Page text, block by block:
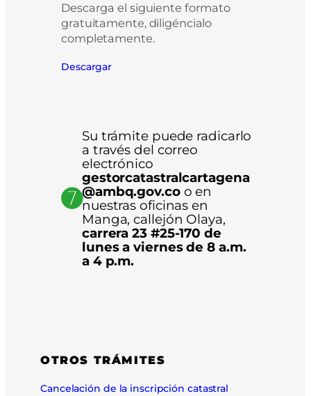
Descarga el siguiente formato
gratuitamente, diligéncialo
completamente.
Descargar
➐
Su trámite puede radicarlo
a través del correo
electrónico
gestorcatastralcartagena
@ambq.gov.coo en
nuestras oficinas en
Manga, callejón Olaya,
carrera 23 #25-170 de
lunes a viernes de 8 a.m.
a 4 p.m.
OTROS TRÁMITES
Cancelación de la inscripción catastral